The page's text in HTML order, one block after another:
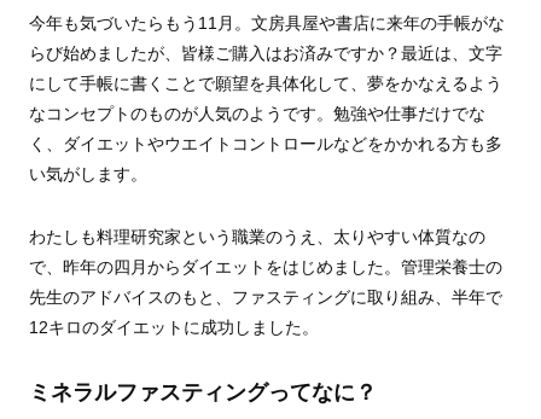
今年も気づいたらもう11月。文房具屋や書店に来年の手帳がな
らび始めましたが、皆様ご購入はお済みですか？最近は、文字
にして手帳に書くことで願望を具体化して、夢をかなえるよう
なコンセプトのものが人気のようです。勉強や仕事だけでな
く、ダイエットやウエイトコントロールなどをかかれる方も多
い気がします。
わたしも料理研究家という職業のうえ、太りやすい体質なの
で、昨年の四月からダイエットをはじめました。管理栄養士の
先生のアドバイスのもと、ファスティングに取り組み、半年で
12キロのダイエットに成功しました。
ミネラルファスティングってなに？